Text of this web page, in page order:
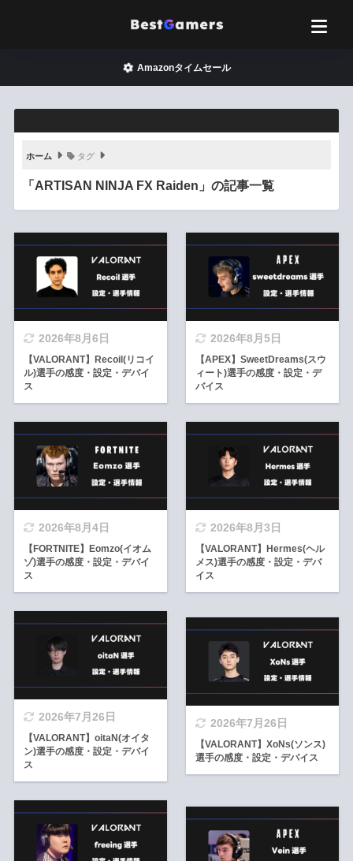
Amazonタイムセール
ホーム タグ
「ARTISAN NINJA FX Raiden」の記事一覧
2026年8月6日
【VALORANT】Recoil(リコイ
ル)選手の感度・設定・デバイ
ス
2026年8月5日
【APEX】SweetDreams(スウ
ィート)選手の感度・設定・デ
バイス
2026年8月4日
【FORTNITE】Eomzo(イオム
ゾ)選手の感度・設定・デバイ
ス
2026年8月3日
【VALORANT】Hermes(ヘル
メス)選手の感度・設定・デバ
イス
2026年7月26日
【VALORANT】oitaN(オイタ
ン)選手の感度・設定・デバイ
ス
2026年7月26日
【VALORANT】XoNs(ソンス)
選手の感度・設定・デバイス